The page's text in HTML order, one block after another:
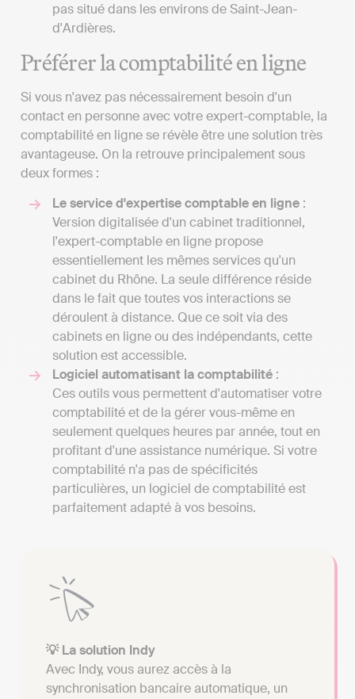
pas situé dans les environs de Saint-Jean-
d'Ardières.
Préférer la comptabilité en ligne
Si vous n'avez pas nécessairement besoin d'un
contact en personne avec votre expert-comptable, la
comptabilité en ligne se révèle être une solution très
avantageuse. On la retrouve principalement sous
deux formes :
Le service d'expertise comptable en ligne :
Version digitalisée d'un cabinet traditionnel,
l'expert-comptable en ligne propose
essentiellement les mêmes services qu'un
cabinet du Rhône. La seule différence réside
dans le fait que toutes vos interactions se
déroulent à distance. Que ce soit via des
cabinets en ligne ou des indépendants, cette
solution est accessible.
Logiciel automatisant la comptabilité :
Ces outils vous permettent d'automatiser votre
comptabilité et de la gérer vous-même en
seulement quelques heures par année, tout en
profitant d'une assistance numérique. Si votre
comptabilité n'a pas de spécificités
particulières, un logiciel de comptabilité est
parfaitement adapté à vos besoins.
💡 La solution Indy
Avec Indy, vous aurez accès à la
synchronisation bancaire automatique, un